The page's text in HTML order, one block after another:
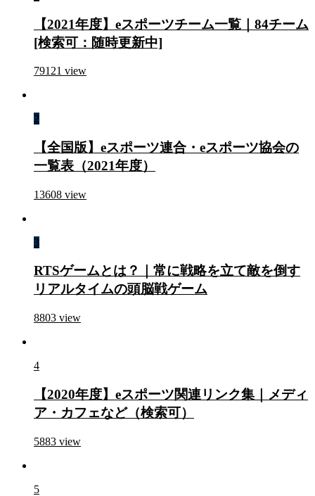
【2021年度】eスポーツチーム一覧｜84チーム
[検索可：随時更新中]
79121 view
2
【全国版】eスポーツ連合・eスポーツ協会の
一覧表（2021年度）
13608 view
3
RTSゲームとは？｜常に戦略を立て敵を倒す
リアルタイムの頭脳戦ゲーム
8803 view
4
【2020年度】eスポーツ関連リンク集｜メディ
ア・カフェなど（検索可）
5883 view
5